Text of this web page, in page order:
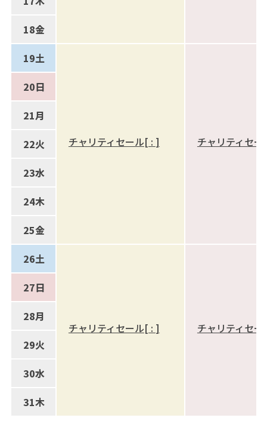
18金
19土
チャリティセール[ : ] チャリティセー
20日
21月
22火
23水
24木
25金
26土
チャリティセール[ : ] チャリティセー
27日
28月
29火
30水
31木